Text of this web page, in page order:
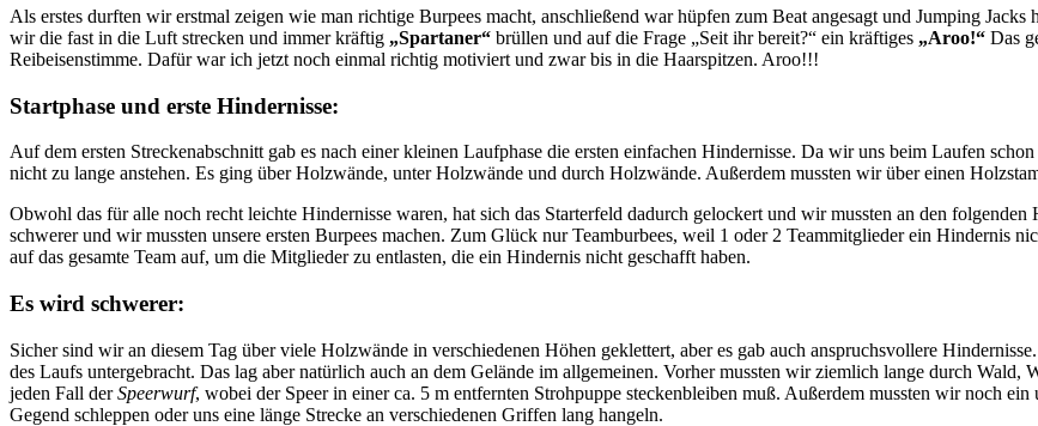
Als erstes durften wir erstmal zeigen wie man richtige Burpees macht, anschließend war hüpfen zum Beat angesagt und Jumping
wir die fast in die Luft strecken und immer kräftig „Spartaner“ brüllen und auf die Frage „Seit ihr bereit?“ ein kräftiges „Aroo!“ Das
Reibeisenstimme. Dafür war ich jetzt noch einmal richtig motiviert und zwar bis in die Haarspitzen. Aroo!!!
Startphase und erste Hindernisse:
Auf dem ersten Streckenabschnitt gab es nach einer kleinen Laufphase die ersten einfachen Hindernisse. Da wir uns beim Laufen
nicht zu lange anstehen. Es ging über Holzwände, unter Holzwände und durch Holzwände. Außerdem mussten wir über einen
Obwohl das für alle noch recht leichte Hindernisse waren, hat sich das Starterfeld dadurch gelockert und wir mussten an den
schwerer und wir mussten unsere ersten Burpees machen. Zum Glück nur Teamburbees, weil 1 oder 2 Teammitglieder ein Hindernis
auf das gesamte Team auf, um die Mitglieder zu entlasten, die ein Hindernis nicht geschafft haben.
Es wird schwerer:
Sicher sind wir an diesem Tag über viele Holzwände in verschiedenen Höhen geklettert, aber es gab auch anspruchsvollere
des Laufs untergebracht. Das lag aber natürlich auch an dem Gelände im allgemeinen. Vorher mussten wir ziemlich lange durch
jeden Fall derSpeerwurf, wobei der Speer in einer ca. 5 m entfernten Strohpuppe steckenbleiben muß. Außerdem mussten wir noch ein
Gegend schleppen oder uns eine länge Strecke an verschiedenen Griffen lang hangeln.